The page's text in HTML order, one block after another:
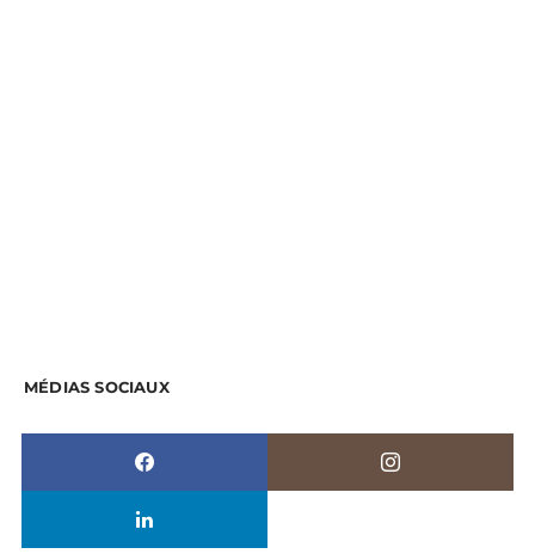
MÉDIAS SOCIAUX